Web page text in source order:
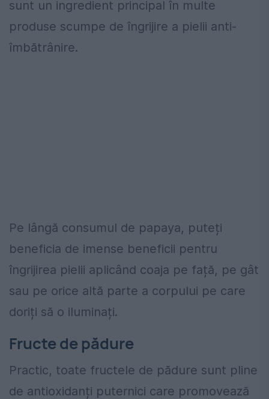
sunt un ingredient principal în multe
produse scumpe de îngrijire a pielii anti-
îmbătrânire.
Pe lângă consumul de papaya, puteți
beneficia de imense beneficii pentru
îngrijirea pielii aplicând coaja pe față, pe gât
sau pe orice altă parte a corpului pe care
doriți să o iluminați.
Fructe de pădure
Practic, toate fructele de pădure sunt pline
de antioxidanți puternici care promovează